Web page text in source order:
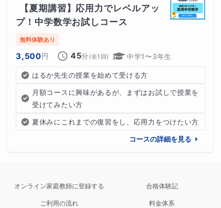
【夏期講習】応用力でレベルアッ
プ！中学数学お試しコース
無料体験あり
3,500円 45分 (全1 回) 中学1〜3年生
はるか先生の授業を始めて受ける方
月額コースに興味があるが、まずはお試しで授業を
受けてみたい方
夏休みにこれまでの復習をし、応用力をつけたい方
コースの詳細を見る
オンライン家庭教師に登録する 合格体験記
ご利用の流れ 料金体系